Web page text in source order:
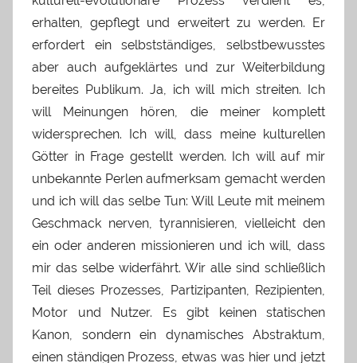
erhalten, gepflegt und erweitert zu werden. Er
erfordert ein selbstständiges, selbstbewusstes
aber auch aufgeklärtes und zur Weiterbildung
bereites Publikum. Ja, ich will mich streiten. Ich
will Meinungen hören, die meiner komplett
widersprechen. Ich will, dass meine kulturellen
Götter in Frage gestellt werden. Ich will auf mir
unbekannte Perlen aufmerksam gemacht werden
und ich will das selbe Tun: Will Leute mit meinem
Geschmack nerven, tyrannisieren, vielleicht den
ein oder anderen missionieren und ich will, dass
mir das selbe widerfährt. Wir alle sind schließlich
Teil dieses Prozesses, Partizipanten, Rezipienten,
Motor und Nutzer. Es gibt keinen statischen
Kanon, sondern ein dynamisches Abstraktum,
einen ständigen Prozess, etwas was hier und jetzt